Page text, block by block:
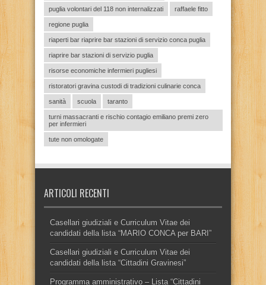
puglia volontari del 118 non internalizzati raffaele fitto
regione puglia
riaperti bar riaprire bar stazioni di servizio conca puglia
riaprire bar stazioni di servizio puglia
risorse economiche infermieri pugliesi
ristoratori gravina custodi di tradizioni culinarie conca
sanità scuola taranto
turni massacranti e rischio contagio emiliano premi zero
per infermieri
tute non omologate
ARTICOLI RECENTI
Casellari giudiziali e Curriculum Vitae dei
candidati della lista “MARIO CONCA per BARI”
Casellari giudiziali e Curriculum Vitae dei
candidati della lista “Cittadini Gravinesi”
Programma amministrativo – Lista “Cittadini